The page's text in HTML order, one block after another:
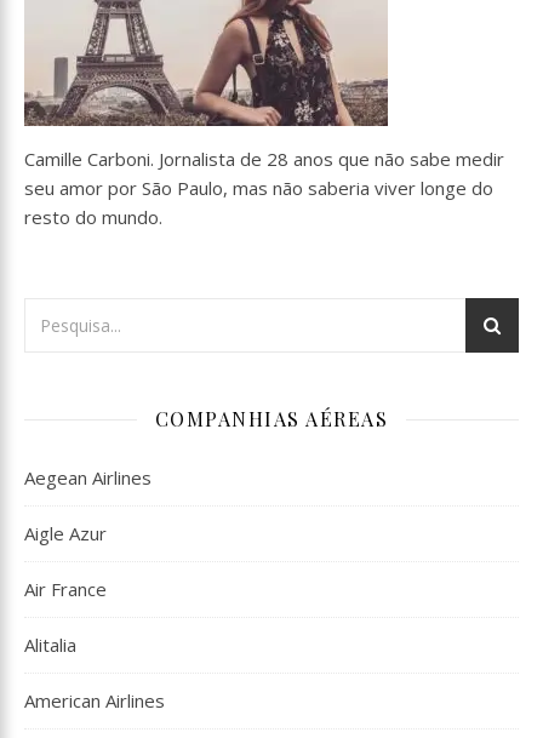
Camille Carboni. Jornalista de 28 anos que não sabe medir
seu amor por São Paulo, mas não saberia viver longe do
resto do mundo.
COMPANHIAS AÉREAS
Aegean Airlines
Aigle Azur
Air France
Alitalia
American Airlines